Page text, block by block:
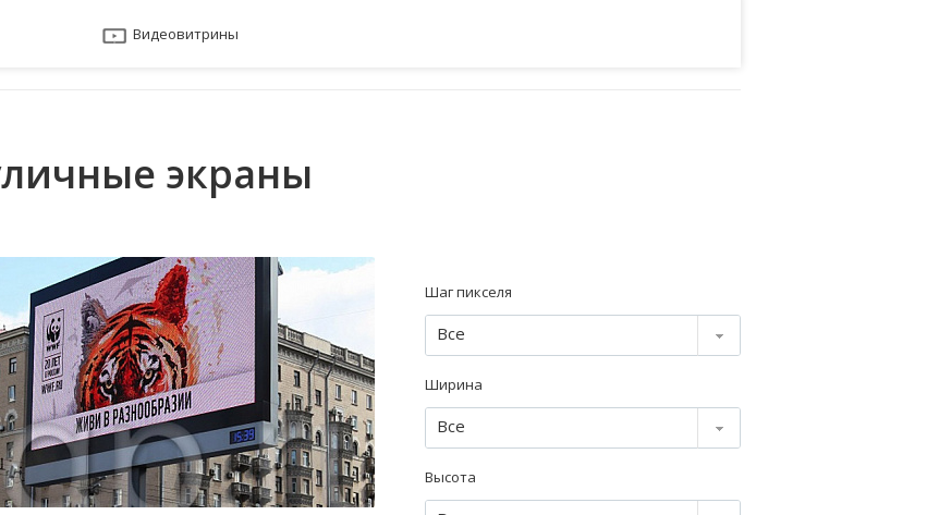
Видеовитрины
экраны
Шаг пикселя
Все
Ширина
Все
Высота